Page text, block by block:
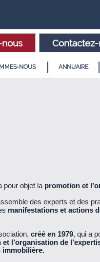
pour objet la promotion et
des experts et des
manifestations et actions
créé en 1979, qui a
l’organisation de
immobilière.
NOUS ANNUAIRE